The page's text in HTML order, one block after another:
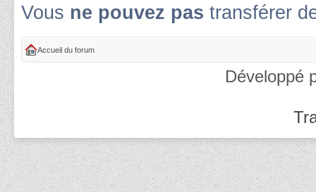
Vous ne pouvez pas transférer
Accueil du forum
Développé